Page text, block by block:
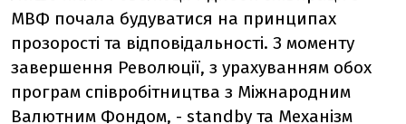
МВФ почала будуватися на принципах
прозорості та відповідальності. З моменту
завершення Революції, з урахуванням обох
програм співробітництва з Міжнародним
Валютним Фондом, - standby та Механізм